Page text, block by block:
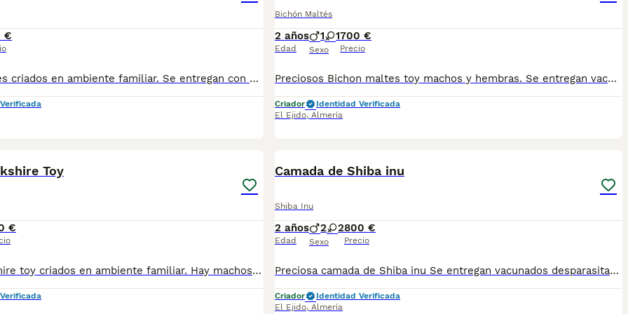
€
Preciosos beagles criados en ambiente familiar. Se entregan con dos meses de edad vacunados y desparasitados. Mandamos fotos y vídeos más información 618645328.
Bichón Maltés
2 años
Edad
1 1
Sexo
700 €
Precio
Preciosos Bichon maltes toy machos y hembras. Se entregan vacunados y desparasitados revisados por veterinario. Interesados mando fotos y vídeos Más info 618645328
Criador
Identidad Verificada
El Ejido, Almería
Toy
€
Preciosos yorkshire toy criados en ambiente familiar. Hay machos y hembras todos revisados por veterinario. Se entregan vacunados desparasitados y cartilla veterinaria. Pedigrí opcional. Se envía a toda españa. Mandamos fotos de los cachorros Tlf 618645328
Camada de Shiba inu
Shiba Inu
2 años
Edad
2 2
Sexo
800 €
Precio
Preciosa camada de Shiba inu Se entregan vacunados desparasitados y revisados por veterinario. Mando fotos Somos tienda especializada. Más info 618645328
Criador
Identidad Verificada
El Ejido, Almería